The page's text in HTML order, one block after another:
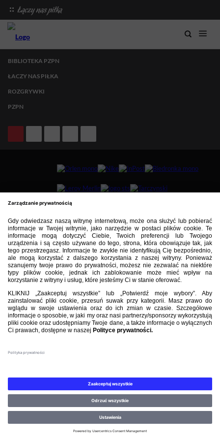
BIBLIOTEKA PZPN
ŁACZY NAS PIŁKA
ROZGRYWKI
PZPN
Nasi partnerzy
©PZPN WSZELKIE PRAWA ZASTRZEŻONE.REGULAMIN.